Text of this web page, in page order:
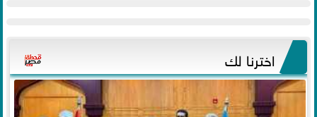
اخترنا لك